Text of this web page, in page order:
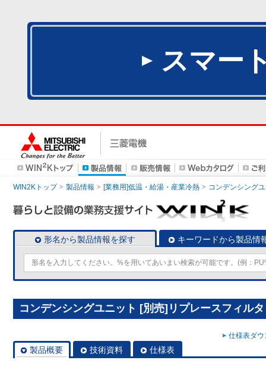
スマー
WIN2Kトップ 製品情報 [業務用]低温・給湯・産業冷熱 コンデンシング
形名から製品情報を探す キーワードから製品情
コンデンシングユニット [別売]リプレースフィル
仕様表ダ
製品概要 技術資料 仕様表